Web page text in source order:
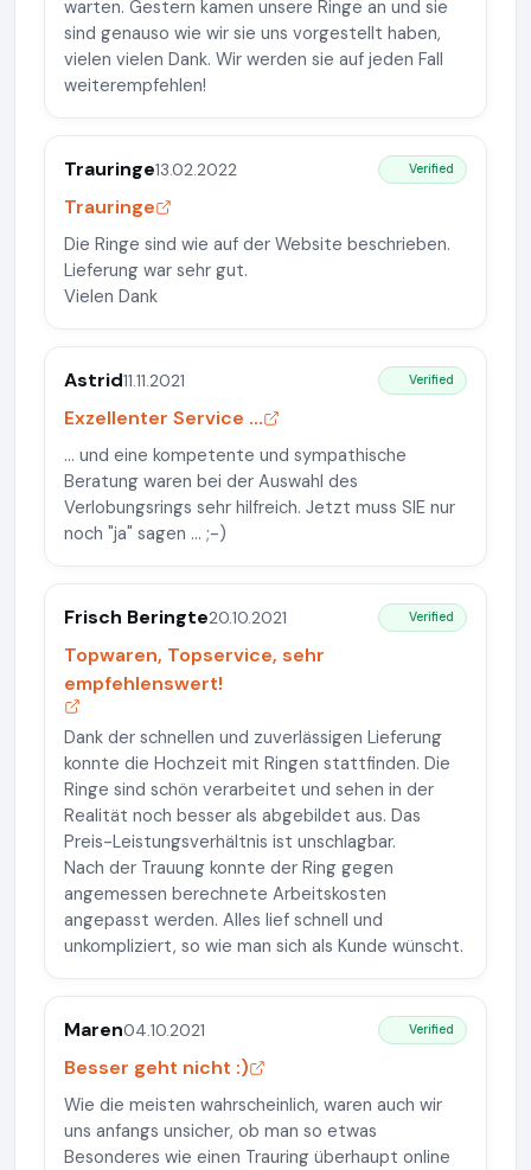
warten. Gestern kamen unsere Ringe an und sie
sind genauso wie wir sie uns vorgestellt haben,
vielen vielen Dank. Wir werden sie auf jeden Fall
weiterempfehlen!
Trauringe13.02.2022 Verified
Trauringe
Die Ringe sind wie auf der Website beschrieben.
Lieferung war sehr gut.
Vielen Dank
Astrid11.11.2021 Verified
Exzellenter Service ...
... und eine kompetente und sympathische
Beratung waren bei der Auswahl des
Verlobungsrings sehr hilfreich. Jetzt muss SIE nur
noch "ja" sagen ... ;-)
Frisch Beringte20.10.2021 Verified
Topwaren, Topservice, sehr
empfehlenswert!
Dank der schnellen und zuverlässigen Lieferung
konnte die Hochzeit mit Ringen stattfinden. Die
Ringe sind schön verarbeitet und sehen in der
Realität noch besser als abgebildet aus. Das
Preis-Leistungsverhältnis ist unschlagbar.
Nach der Trauung konnte der Ring gegen
angemessen berechnete Arbeitskosten
angepasst werden. Alles lief schnell und
unkompliziert, so wie man sich als Kunde wünscht.
Maren04.10.2021 Verified
Besser geht nicht :)
Wie die meisten wahrscheinlich, waren auch wir
uns anfangs unsicher, ob man so etwas
Besonderes wie einen Trauring überhaupt online